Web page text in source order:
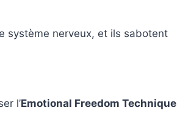
système nerveux, et ils sabotent
l’Emotional Freedom Technique